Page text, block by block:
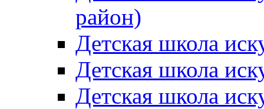
район)
Детская школа
Детская школа
Детская школа